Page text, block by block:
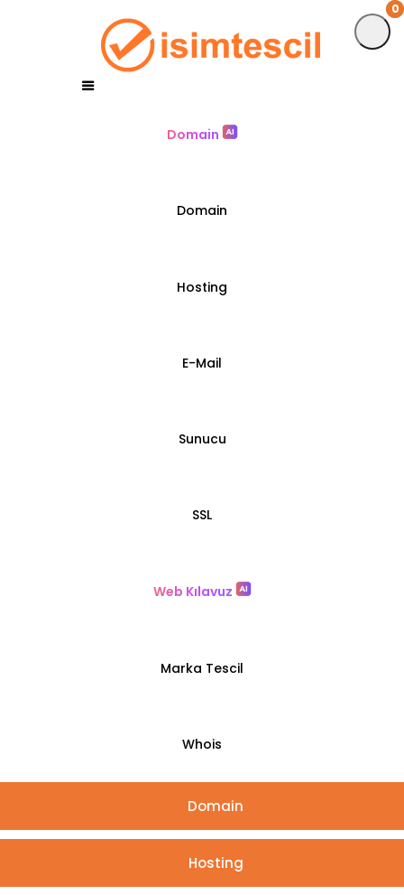
0
Domain
Domain
Hosting
E-Mail
Sunucu
SSL
Web Kılavuz
Marka Tescil
Whois
Domain
Hosting
0